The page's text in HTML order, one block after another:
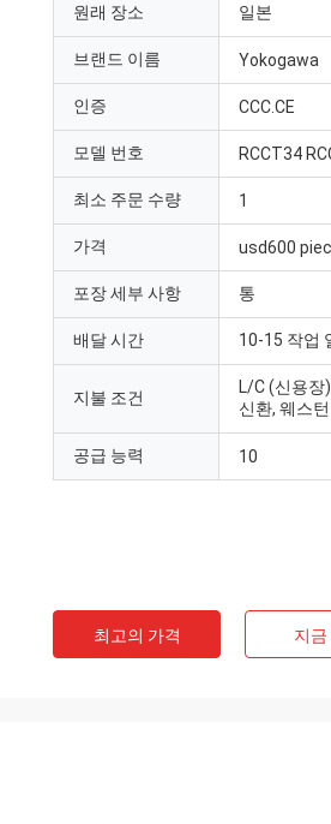
원래 장소 일본
브랜드 이름 Yokogawa
인증 CCC.CE
모델 번호 RCCT34
최소 주문 수량 1
가격 usd600
포장 세부 사항 통
배달 시간 10-15 작업
지불 조건
L/C (신용장
신환, 웨스
공급 능력 10
최고의 가격 지금